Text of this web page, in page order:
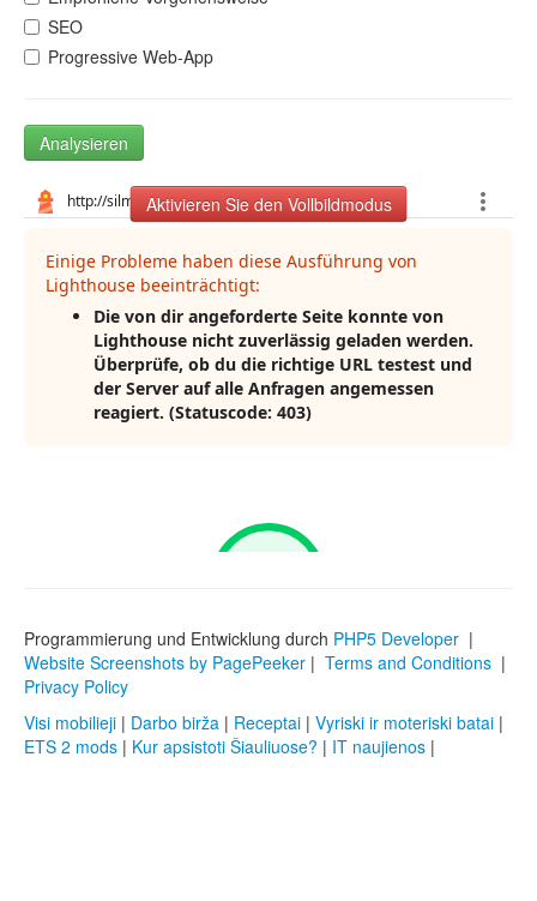
SEO
Progressive Web-App
Analysieren
Aktivieren Sie den Vollbildmodus
Programmierung und Entwicklung durch PHP5 Developer |
Website Screenshots by PagePeeker | Terms and Conditions |
Privacy Policy
Visi mobilieji | Darbo birža | Receptai | Vyriski ir moteriski batai |
ETS 2 mods | Kur apsistoti Šiauliuose? | IT naujienos |